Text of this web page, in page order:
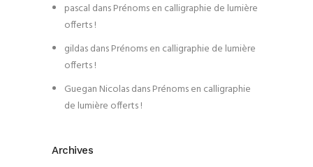
pascal dansPrénoms en calligraphie de lumière
offerts !
gildasdansPrénoms en calligraphie de lumière
offerts !
Guegan NicolasdansPrénoms en calligraphie
de lumière offerts !
Archives